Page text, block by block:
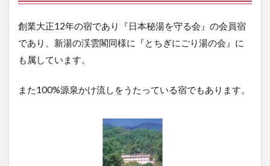
5
事
5.1
夕食
朝食
創業大正12年の宿であり『日本秘湯を守る会』の会員宿
であり、新湯の渓雲閣同様に『とちぎにごり湯の会』に
も属しています。
また100%源泉かけ流しをうたっている宿でもあります。